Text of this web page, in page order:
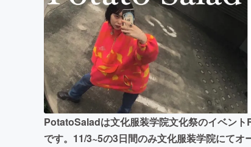
PotatoSaladは文化服装学院文化祭のイベン
です。11/3~5の3日間のみ文化服装学院にて